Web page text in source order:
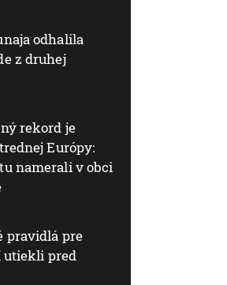
odhalila
z druhej
rekord je
Európy:
namerali v obci
pravidlá pre
utiekli pred